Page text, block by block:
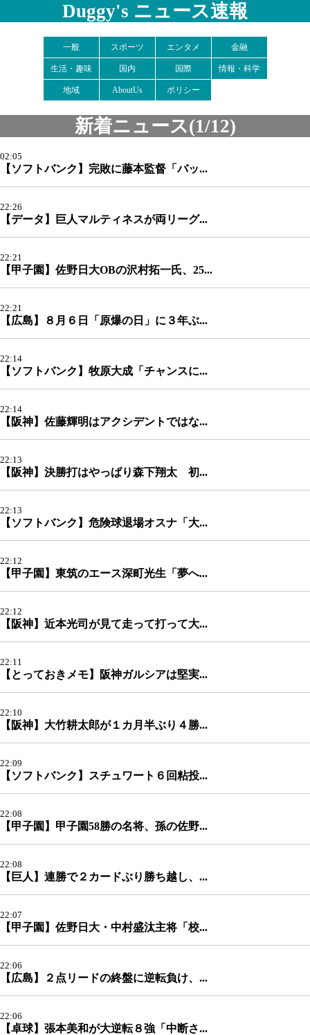
Duggy's ニュース速報
一般 スポーツ エンタメ 金融
生活・趣味 国内 国際 情報・科学
地域 AboutUs ポリシー
新着ニュース(1/12)
02:05
【ソフトバンク】完敗に藤本監督「バッ...
22:26
【データ】巨人マルティネスが両リーグ...
22:21
【甲子園】佐野日大ОBの沢村拓一氏、25...
22:21
【広島】８月６日「原爆の日」に３年ぶ...
22:14
【ソフトバンク】牧原大成「チャンスに...
22:14
【阪神】佐藤輝明はアクシデントではな...
22:13
【阪神】決勝打はやっぱり森下翔太 初...
22:13
【ソフトバンク】危険球退場オスナ「大...
22:12
【甲子園】東筑のエース深町光生「夢へ...
22:12
【阪神】近本光司が見て走って打って大...
22:11
【とっておきメモ】阪神ガルシアは堅実...
22:10
【阪神】大竹耕太郎が１カ月半ぶり４勝...
22:09
【ソフトバンク】スチュワート６回粘投...
22:08
【甲子園】甲子園58勝の名将、孫の佐野...
22:08
【巨人】連勝で２カードぶり勝ち越し、...
22:07
【甲子園】佐野日大・中村盛汰主将「校...
22:06
【広島】２点リードの終盤に逆転負け、...
22:06
【卓球】張本美和が大逆転８強「中断さ...